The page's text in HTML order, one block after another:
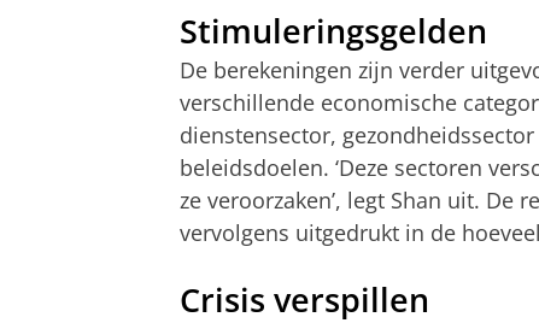
Stimuleringsgelden
De berekeningen zijn verder
verschillende economische
dienstensector,
beleidsdoelen. ‘Deze sectoren
ze veroorzaken’, legt Shan uit. De
vervolgens uitgedrukt in de
Crisis verspillen